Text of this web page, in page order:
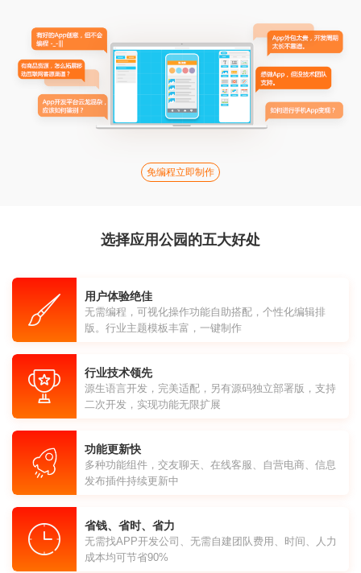
免编程立即制作
选择应用公园的五大好处
用户体验绝佳
无需编程，可视化操作功能自助搭配，个性化编辑排
版。行业主题模板丰富，一键制作
行业技术领先
源生语言开发，完美适配，另有源码独立部署版，支持
二次开发，实现功能无限扩展
功能更新快
多种功能组件，交友聊天、在线客服、自营电商、信息
发布插件持续更新中
省钱、省时、省力
无需找APP开发公司、无需自建团队费用、时间、人力
成本均可节省90%